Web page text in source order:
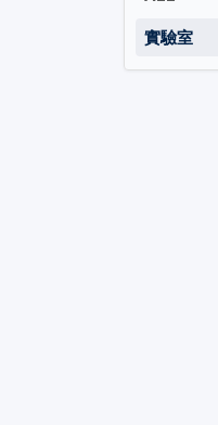
實驗室